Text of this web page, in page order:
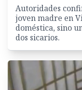
Autoridades
joven madre en
doméstica, sino
dos sicarios.